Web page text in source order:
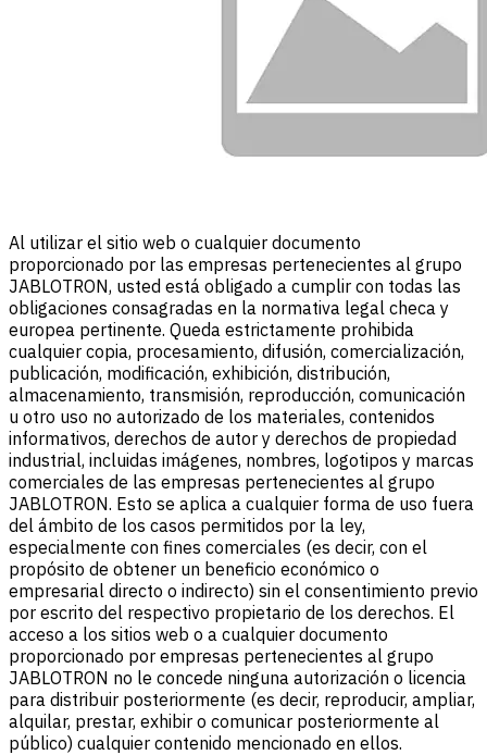
Al utilizar el sitio web o cualquier documento
proporcionado por las empresas pertenecientes al grupo
JABLOTRON, usted está obligado a cumplir con todas las
obligaciones consagradas en la normativa legal checa y
europea pertinente. Queda estrictamente prohibida
cualquier copia, procesamiento, difusión, comercialización,
publicación, modificación, exhibición, distribución,
almacenamiento, transmisión, reproducción, comunicación
u otro uso no autorizado de los materiales, contenidos
informativos, derechos de autor y derechos de propiedad
industrial, incluidas imágenes, nombres, logotipos y marcas
comerciales de las empresas pertenecientes al grupo
JABLOTRON. Esto se aplica a cualquier forma de uso fuera
del ámbito de los casos permitidos por la ley,
especialmente con fines comerciales (es decir, con el
propósito de obtener un beneficio económico o
empresarial directo o indirecto) sin el consentimiento previo
por escrito del respectivo propietario de los derechos. El
acceso a los sitios web o a cualquier documento
proporcionado por empresas pertenecientes al grupo
JABLOTRON no le concede ninguna autorización o licencia
para distribuir posteriormente (es decir, reproducir, ampliar,
alquilar, prestar, exhibir o comunicar posteriormente al
público) cualquier contenido mencionado en ellos.